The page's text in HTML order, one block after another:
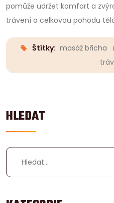
HLEDAT
pomůže udržet komfort a
trávení a celkovou pohodu
Štítky: masáž břicha